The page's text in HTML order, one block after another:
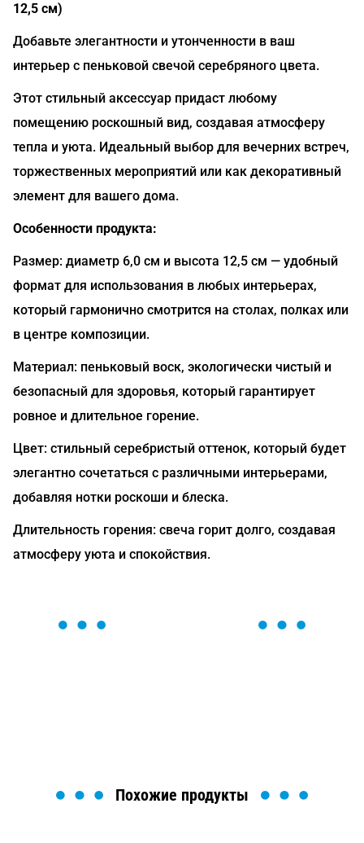
12,5 см)
Добавьте элегантности и утонченности в ваш
интерьер с пеньковой свечой серебряного цвета.
Этот стильный аксессуар придаст любому
помещению роскошный вид, создавая атмосферу
тепла и уюта. Идеальный выбор для вечерних встреч,
торжественных мероприятий или как декоративный
элемент для вашего дома.
Особенности продукта:
Размер: диаметр 6,0 см и высота 12,5 см — удобный
формат для использования в любых интерьерах,
который гармонично смотрится на столах, полках или
в центре композиции.
Материал: пеньковый воск, экологически чистый и
безопасный для здоровья, который гарантирует
ровное и длительное горение.
Цвет: стильный серебристый оттенок, который будет
элегантно сочетаться с различными интерьерами,
добавляя нотки роскоши и блеска.
Длительность горения: свеча горит долго, создавая
атмосферу уюта и спокойствия.
Похожие продукты